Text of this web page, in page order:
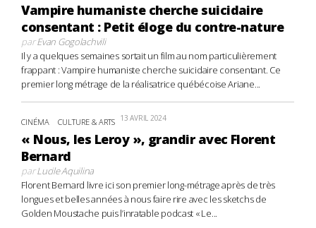
Vampire humaniste cherche suicidaire
consentant : Petit éloge du contre-nature
parEvan Gogolachvili
Il y a quelques semaines sortait un film au nom particulièrement
frappant : Vampire humaniste cherche suicidaire consentant. Ce
premier long métrage de la réalisatrice québécoise Ariane...
CINÉMA CULTURE & ARTS 13 AVRIL 2024
« Nous, les Leroy », grandir avec Florent
Bernard
parLucile Aquilina
Florent Bernard livre ici son premier long-métrage après de très
longues et belles années à nous faire rire avec les sketchs de
Golden Moustache puis l’inratable podcast « Le...